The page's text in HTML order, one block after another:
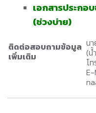
เอกสารประกอ
(ช่วงบ่าย)
ติดต่อสอบถามข้อมูล
เพิ่มเติม
น
(น้
โ
E-